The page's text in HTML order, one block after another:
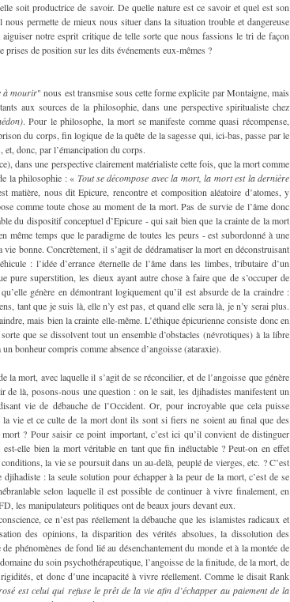
soit productrice de savoir. De quelle nature est ce savoir et quel est son
permette de mieux nous situer dans la situation trouble et dangereuse
notre esprit critique de telle sorte que nous fassions le tri de façon
prises de position sur les dits événements eux-mêmes ?
à mourir" nous est transmise sous cette forme explicite par Montaigne, mais
aux sources de la philosophie, dans une perspective spiritualiste chez
. Pour le philosophe, la mort se manifeste comme quasi récompense,
du corps, fin logique de la quête de la sagesse qui, ici-bas, passe par le
et, donc, par l’émancipation du corps.
dans une perspective clairement matérialiste cette fois, que la mort comme
la philosophie : « Tout se décompose avec la mort, la mort est la dernière
matière, nous dit Epicure, rencontre et composition aléatoire d’atomes, y
comme toute chose au moment de la mort. Pas de survie de l’âme donc
du dispositif conceptuel d’Epicure - qui sait bien que la crainte de la mort
même temps que le paradigme de toutes les peurs - est subordonné à une
bonne. Concrètement, il s’agit de dédramatiser la mort en déconstruisant
: l’idée d’errance éternelle de l’âme dans les limbes, tributaire d’un
pure superstition, les dieux ayant autre chose à faire que de s’occuper de
génère en démontrant logiquement qu’il est absurde de la craindre :
tant que je suis là, elle n’y est pas, et quand elle sera là, je n’y serai plus.
mais bien la crainte elle-même. L’éthique épicurienne consiste donc en
que se dissolvent tout un ensemble d’obstacles (névrotiques) à la libre
bonheur compris comme absence d’angoisse (ataraxie).
la mort, avec laquelle il s’agit de se réconcilier, et de l’angoisse que génère
de là, posons-nous une question : on le sait, les djihadistes manifestent un
vie de débauche de l’Occident. Or, pour incroyable que cela puisse
la vie et ce culte de la mort dont ils sont si fiers ne soient au final que des
mort ? Pour saisir ce point important, c’est ici qu’il convient de distinguer
elle bien la mort véritable en tant que fin inéluctable ? Peut-on en effet
la vie se poursuit dans un au-delà, peuplé de vierges, etc. ? C’est
djihadiste : la seule solution pour échapper à la peur de la mort, c’est de se
selon laquelle il est possible de continuer à vivre finalement, en
les manipulateurs politiques ont de beaux jours devant eux.
ce n’est pas réellement la débauche que les islamistes radicaux et
des opinions, la disparition des vérités absolues, la dissolution des
de phénomènes de fond lié au désenchantement du monde et à la montée de
du soin psychothérapeutique, l’angoisse de la finitude, de la mort, de
et donc d’une incapacité à vivre réellement. Comme le disait Rank
est celui qui refuse le prêt de la vie afin d’échapper au paiement de la